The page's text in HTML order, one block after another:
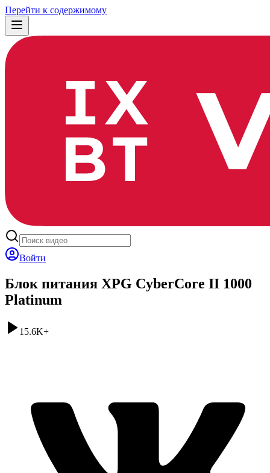
Перейти к содержимому
Войти
Блок питания XPG CyberCore II 1000
Platinum
15.6K+